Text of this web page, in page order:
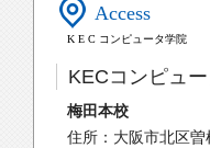
Access
K E C コンピュータ学院
KECコンピュ
梅田本校
住所：大阪市北区